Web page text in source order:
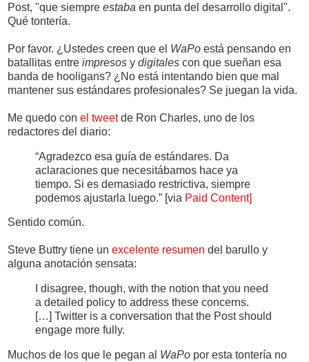
Post, "que siempre estaba en punta del desarrollo digital".
Qué tontería.
Por favor. ¿Ustedes creen que el WaPo está pensando en
batallitas entre impresos y digitales con que sueñan esa
banda de hooligans? ¿No está intentando bien que mal
mantener sus estándares profesionales? Se juegan la vida.
Me quedo con el tweetde Ron Charles, uno de los
redactores del diario:
“Agradezco esa guía de estándares. Da
aclaraciones que necesitábamos hace ya
tiempo. Si es demasiado restrictiva, siempre
podemos ajustarla luego.” [via Paid Content]
Sentido común.
Steve Buttry tiene un excelente resumen del barullo y
alguna anotación sensata:
I disagree, though, with the notion that you need
a detailed policy to address these concerns.
[…] Twitter is a conversation that the Post should
engage more fully.
Muchos de los que le pegan al WaPo por esta tontería no